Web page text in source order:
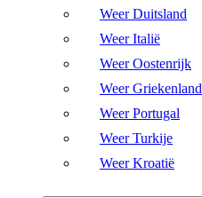
Weer Duitsland
Weer Italië
Weer Oostenrijk
Weer Griekenland
Weer Portugal
Weer Turkije
Weer Kroatië